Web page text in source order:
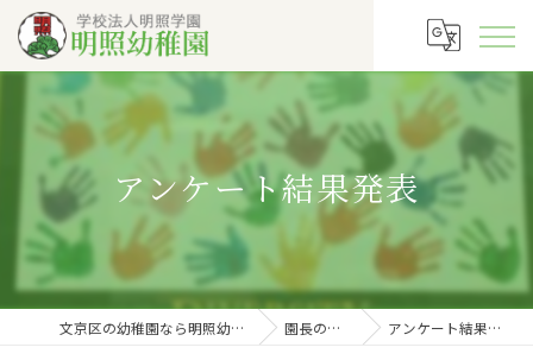
アンケート結果発表
文京区の幼稚園なら明照幼稚園 園長の徒然 アンケート結果発表